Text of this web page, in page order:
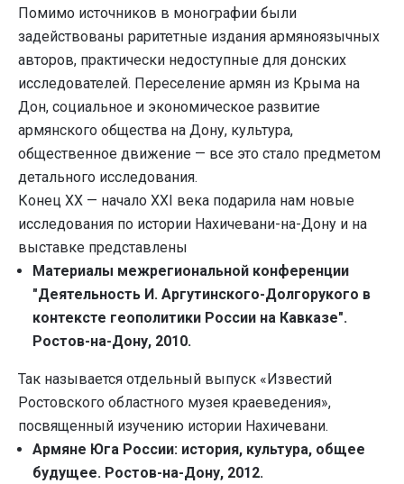
Помимо источников в монографии были
задействованы раритетные издания армяноязычных
авторов, практически недоступные для донских
исследователей. Переселение армян из Крыма на
Дон, социальное и экономическое развитие
армянского общества на Дону, культура,
общественное движение — все это стало предметом
детального исследования.
Конец XX — начало XXI века подарила нам новые
исследования по истории Нахичевани-на-Дону и на
выставке представлены
Материалы межрегиональной конференции
"Деятельность И. Аргутинского-Долгорукого в
контексте геополитики России на Кавказе".
Ростов-на-Дону, 2010.
Так называется отдельный выпуск «Известий
Ростовского областного музея краеведения»,
посвященный изучению истории Нахичевани.
Армяне Юга России: история, культура, общее
будущее. Ростов-на-Дону, 2012.